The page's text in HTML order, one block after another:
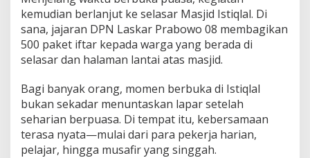
kemudian berlanjut ke selasar Masjid Istiqlal. Di
sana, jajaran DPN Laskar Prabowo 08 membagikan
500 paket iftar kepada warga yang berada di
selasar dan halaman lantai atas masjid.
Bagi banyak orang, momen berbuka di Istiqlal
bukan sekadar menuntaskan lapar setelah
seharian berpuasa. Di tempat itu, kebersamaan
terasa nyata—mulai dari para pekerja harian,
pelajar, hingga musafir yang singgah.